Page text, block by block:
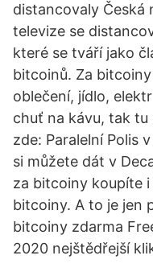
distancovaly Česká
televize se
které se tváří jako
bitcoinů. Za
oblečení, jídlo,
chuť na kávu, tak
zde: Paralelní Polis
si můžete dát v
za bitcoiny koupíte
bitcoiny. A to je jen
bitcoiny zdarma
2020 nejštědřejší